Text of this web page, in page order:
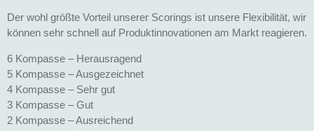
Der wohl größte Vorteil unserer Scorings ist unsere Flexibilität, wir
können sehr schnell auf Produktinnovationen am Markt reagieren.
6 Kompasse – Herausragend
5 Kompasse – Ausgezeichnet
4 Kompasse – Sehr gut
3 Kompasse – Gut
2 Kompasse – Ausreichend